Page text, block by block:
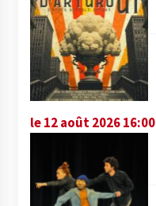
le 12 août 2026 16:00